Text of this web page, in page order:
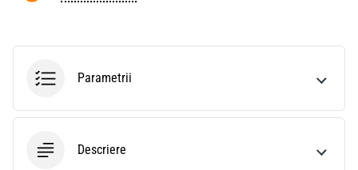
Parametrii
Descriere